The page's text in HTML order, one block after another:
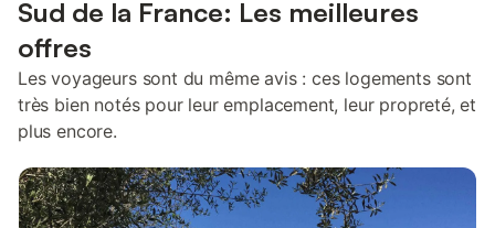
Sud de la France: Les meilleures
offres
Les voyageurs sont du même avis : ces logements sont
très bien notés pour leur emplacement, leur propreté, et
plus encore.